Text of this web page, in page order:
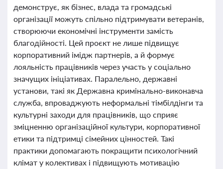
демонструє, як бізнес, влада та громадські
організації можуть спільно підтримувати ветеранів,
створюючи економічні інструменти замість
благодійності. Цей проєкт не лише підвищує
корпоративний імідж партнерів, а й формує
лояльність працівників через участь у соціально
значущих ініціативах. Паралельно, державні
установи, такі як Державна кримінально-виконавча
служба, впроваджують неформальні тімбілдінги та
культурні заходи для працівників, що сприяє
зміцненню організаційної культури, корпоративної
етики та підтримці сімейних цінностей. Такі
практики допомагають покращити психологічний
клімат у колективах і підвищують мотивацію